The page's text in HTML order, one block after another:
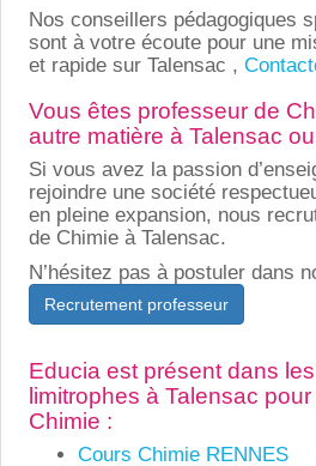
Nos conseillers pédagogiques
sont à votre écoute pour une
et rapide sur Talensac ,
Vous êtes professeur de
autre matière à Talensac
Si vous avez la passion
rejoindre une société
en pleine expansion, nous
de Chimie à Talensac.
N’hésitez pas à postuler dans
Recrutement professeur
Educia est présent dans
limitrophes à Talensac
Chimie :
Cours Chimie RENNES